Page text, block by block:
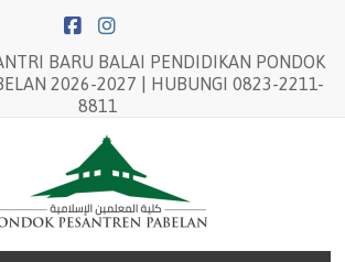
BARU BALAI PENDIDIKAN PONDOK
2026-2027 | HUBUNGI 0823-2211-
8811